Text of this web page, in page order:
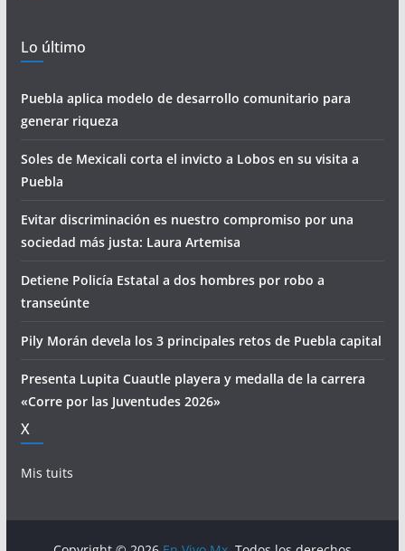
Lo último
Puebla aplica modelo de desarrollo comunitario para
generar riqueza
Soles de Mexicali corta el invicto a Lobos en su visita a
Puebla
Evitar discriminación es nuestro compromiso por una
sociedad más justa: Laura Artemisa
Detiene Policía Estatal a dos hombres por robo a
transeúnte
Pily Morán devela los 3 principales retos de Puebla capital
Presenta Lupita Cuautle playera y medalla de la carrera
«Corre por las Juventudes 2026»
X
Mis tuits